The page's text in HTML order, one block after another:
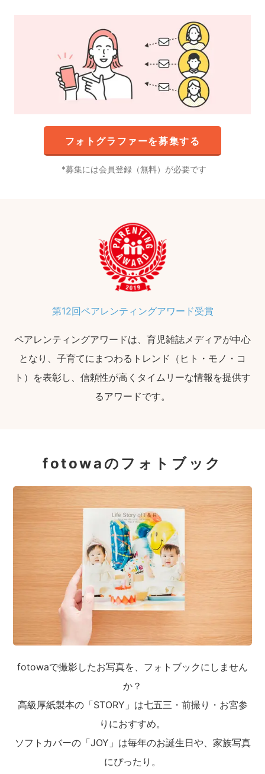
フォトグラファーを募集する
募集には会員登録（無料）が必要です
第12回ペアレンティングアワード受賞
ペアレンティングアワードは、育児雑誌メディアが中心
となり、子育てにまつわるトレンド（ヒト・モノ・コ
ト）を表彰し、信頼性が高くタイムリーな情報を提供す
るアワードです。
fotowaのフォトブック
fotowaで撮影したお写真を、フォトブックにしません
か？
高級厚紙製本の「STORY」は七五三・前撮り・お宮参
りにおすすめ。
ソフトカバーの「JOY」は毎年のお誕生日や、家族写真
にぴったり。